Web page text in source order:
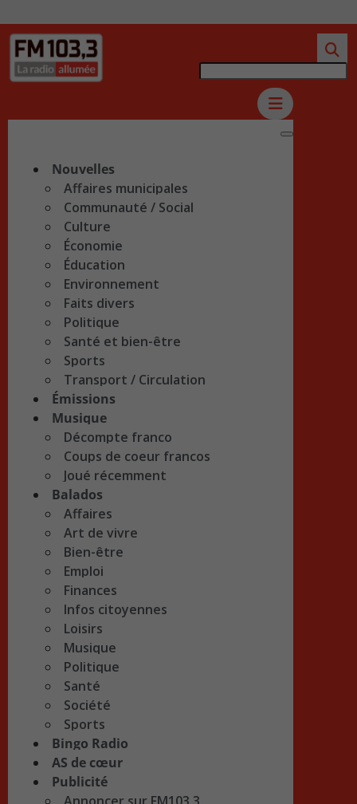
Nouvelles
Affaires municipales
Communauté / Social
Culture
Économie
Éducation
Environnement
Faits divers
Politique
Santé et bien-être
Sports
Transport / Circulation
Émissions
Musique
Décompte franco
Coups de coeur francos
Joué récemment
Balados
Affaires
Art de vivre
Bien-être
Emploi
Finances
Infos citoyennes
Loisirs
Musique
Politique
Santé
Société
Sports
Bingo Radio
AS de cœur
Publicité